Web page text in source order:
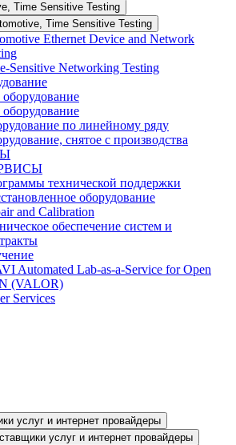
Time Sensitive Testing
Time Sensitive Testing
Ethernet Device and Network
Sensitive Networking Testing
по линейному ряду
снятое с производства
технической поддержки
оборудование
and Calibration
обеспечение систем и
Automated Lab-as-a-Service for Open
(VALOR)
Services
услуг и интернет провайдеры
услуг и интернет провайдеры